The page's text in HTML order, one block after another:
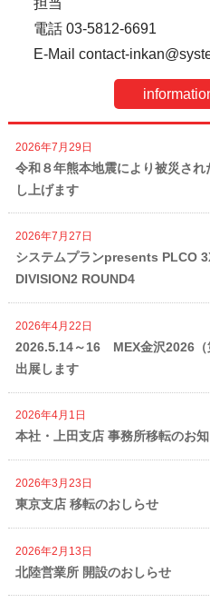
電話 03-5812-6691
E-Mail contact-
2026年7月29日
令和８年熊本地震により被災さ
し上げます
2026年7月27日
システムプランpresents PLCO
DIVISION2 ROUND4
2026年4月22日
2026.5.14～16 MEX金沢2026（
出展します
2026年4月1日
本社・上田支店 事務所移転のお
2026年3月23日
東京支店 移転のおしらせ
2026年2月13日
北陸営業所 開設のおしらせ